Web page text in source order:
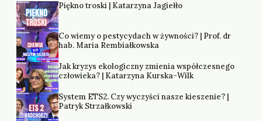
Piękno troski | Katarzyna Jagiełło
Co wiemy o pestycydach w żywności? | Prof. dr
hab. Maria Rembiałkowska
Jak kryzys ekologiczny zmienia współczesnego
człowieka? | Katarzyna Kurska-Wilk
System ETS2. Czy wyczyści nasze kieszenie? |
Patryk Strzałkowski